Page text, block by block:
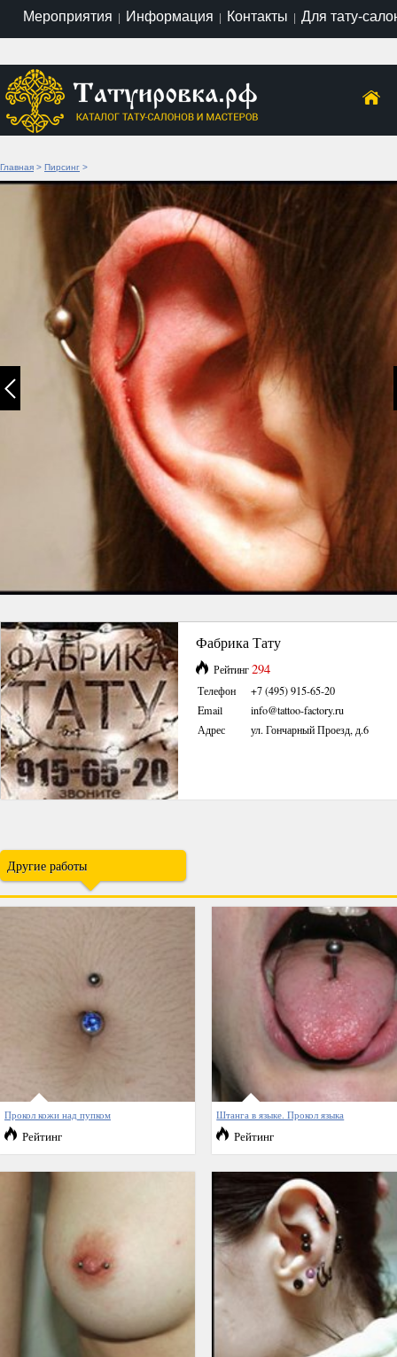
Мероприятия | Информация | Контакты | Для тату-
Главная > Пирсинг >
Фабрика Тату
Рейтинг294
Телефон
+7 (495) 915-65-20
Email
info@tattoo-factory.ru
Адрес
ул. Гончарный Проезд, д.6
Другие работы
Прокол кожи над пупком
Рейтинг
Штанга в языке. Прокол языка
Рейтинг